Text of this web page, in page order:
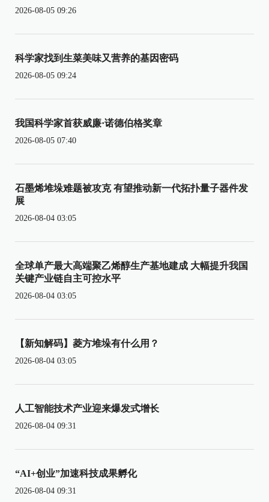
2026-08-05 09:26
科学家找到生菜美味又营养的基因密码
2026-08-05 09:24
我国科学家首获威廉·诺德伯格奖章
2026-08-05 07:40
石墨烯堆垛难题被攻克 有望推动新一代拓扑量子器件发
展
2026-08-04 03:05
全球单产最大高端聚乙烯醇生产基地建成 大幅提升我国
关键产业链自主可控水平
2026-08-04 03:05
【新知解码】菱方堆垛有什么用？
2026-08-04 03:05
人工智能技术产业迎来爆发式增长
2026-08-04 09:31
“AI+创业”加速科技成果孵化
2026-08-04 09:31